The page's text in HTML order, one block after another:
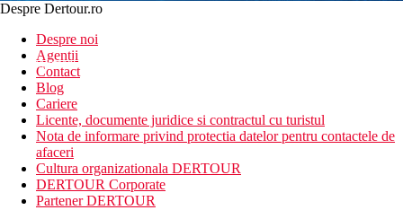
newsletter!
Despre Dertour.ro
Despre noi
Agentii
Contact
Blog
Cariere
Licente, documente juridice si contractul cu turistul
Nota de informare privind protectia datelor pentru contactele de
afaceri
Cultura organizationala DERTOUR
DERTOUR Corporate
Partener DERTOUR